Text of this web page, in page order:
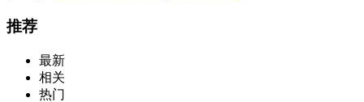
推荐
最新
相关
热门